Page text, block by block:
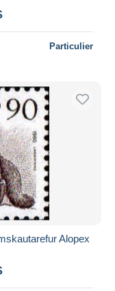
Particulier
Alopex